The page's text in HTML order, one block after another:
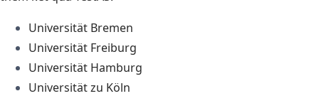
Universität Bremen
Universität Freiburg
Universität Hamburg
Universität zu Köln